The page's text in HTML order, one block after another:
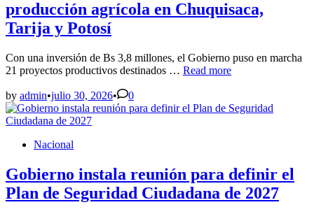
Gobierno
producción agrícola en Chuquisaca,
Tarija y Potosí
Con una inversión de Bs 3,8 millones, el Gobierno puso en marcha
21 proyectos productivos destinados … Gobierno
3,8
en
Chuquisaca,
Tarija
Read more
by admin•julio 30, 2026• 0
PostedNacional
Gobierno instala reunión para definir el
Plan de Seguridad Ciudadana de 2027